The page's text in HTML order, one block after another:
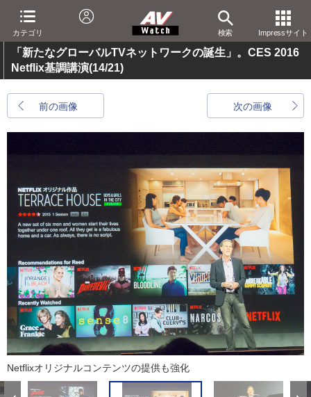
カテゴリ 検索 Impressサイト
「新たなグローバルTVネットワークの誕生」。CES 2016
Netflix基調講演(14/21)
前の画像 次の画像
Netflixオリジナルコンテンツの提供も強化